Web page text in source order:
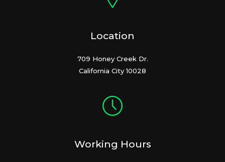
Location
709 Honey Creek Dr.
California City 10028
Working Hours